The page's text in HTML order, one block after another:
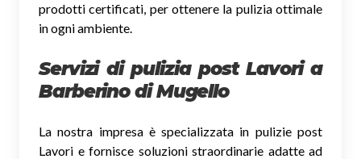
prodotti certificati, per ottenere la pulizia ottimale
in ogni ambiente.
Servizi di pulizia post Lavori a
Barberino di Mugello
La nostra impresa è specializzata in pulizie post
Lavori e fornisce soluzioni straordinarie adatte ad